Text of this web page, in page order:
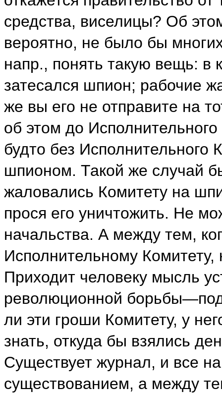
средства, виселицы? Об
вероятно, не было бы
напр., понять такую вещь: в
затесался шпион; рабочие
же вы его не отправите на
об этом до
будто без Исполнительного
шпионом. Такой же случай
жаловались Комитету на
прося его уничтожить. Не
начальства. А между тем,
Исполнительному
Приходит человеку мысль
революционной
ли эти гроши Комитету, у
знать, откуда бы взялись
Существует журнал, и все
существованием, а между